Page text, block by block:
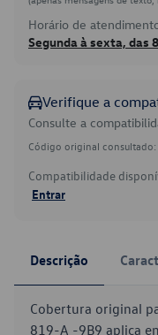
Horário de
Segunda à sexta, das
Verifique a
Consulte a
Código original consultado:
Compatibilidade
Entrar
Descrição
Cobertura original
819-A -9B9 aplica